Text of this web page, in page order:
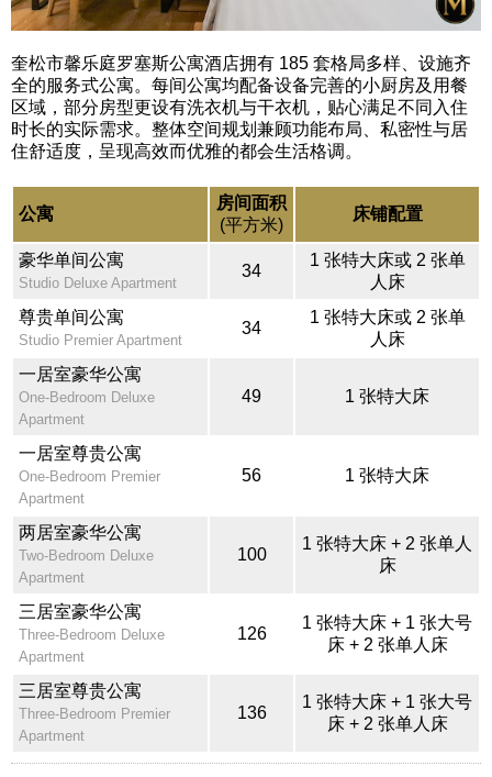
奎松市馨乐庭罗塞斯公寓酒店拥有 185 套格局多样、设施齐
全的服务式公寓。每间公寓均配备设备完善的小厨房及用餐
区域，部分房型更设有洗衣机与干衣机，贴心满足不同入住
时长的实际需求。整体空间规划兼顾功能布局、私密性与居
住舒适度，呈现高效而优雅的都会生活格调。
公寓
房间面积
(平方米)
床铺配置
豪华单间公寓
Studio Deluxe Apartment
34
1 张特大床或 2 张单
人床
尊贵单间公寓
Studio Premier Apartment
34
1 张特大床或 2 张单
人床
一居室豪华公寓
One-Bedroom Deluxe
Apartment
49 1 张特大床
一居室尊贵公寓
One-Bedroom Premier
Apartment
56 1 张特大床
两居室豪华公寓
Two-Bedroom Deluxe
Apartment
100
1 张特大床 + 2 张单人
床
三居室豪华公寓
Three-Bedroom Deluxe
Apartment
126
1 张特大床 + 1 张大号
床 + 2 张单人床
三居室尊贵公寓
Three-Bedroom Premier
Apartment
136
1 张特大床 + 1 张大号
床 + 2 张单人床